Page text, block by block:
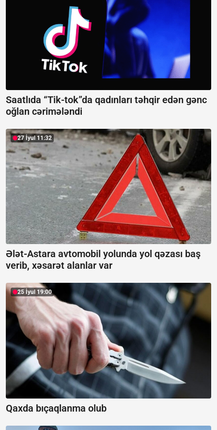
Saatlıda “Tik-tok”da qadınları təhqir edən gənc
oğlan cərimələndi
27 İyul 11:32
Ələt-Astara avtomobil yolunda yol qəzası baş
verib, xəsarət alanlar var
25 İyul 19:00
Qaxda bıçaqlanma olub